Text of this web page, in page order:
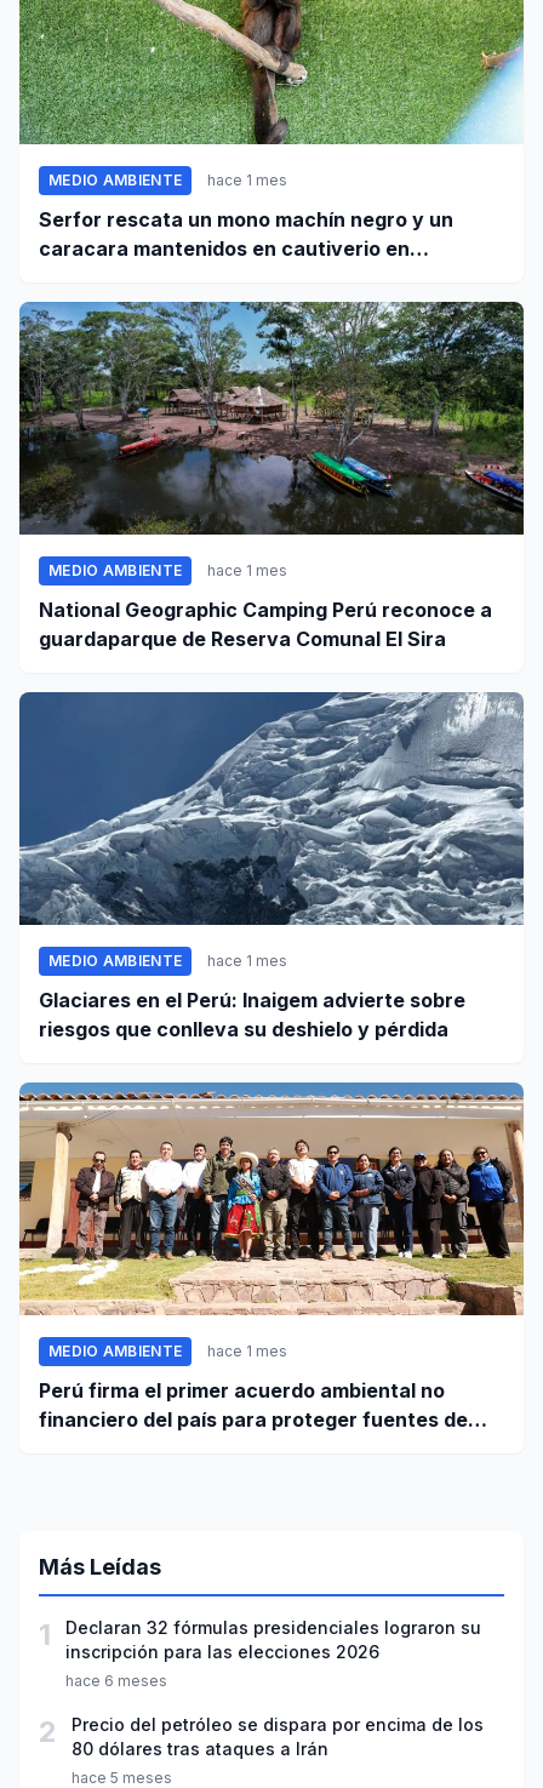
MEDIO AMBIENTE hace 1 mes
Serfor rescata un mono machín negro y un
caracara mantenidos en cautiverio en
MEDIO AMBIENTE hace 1 mes
National Geographic Camping Perú reconoce a
guardaparque de Reserva Comunal El Sira
MEDIO AMBIENTE hace 1 mes
Glaciares en el Perú: Inaigem advierte sobre
riesgos que conlleva su deshielo y pérdida
MEDIO AMBIENTE hace 1 mes
Perú firma el primer acuerdo ambiental no
financiero del país para proteger fuentes de
Más Leídas
1
Declaran 32 fórmulas presidenciales lograron su
inscripción para las elecciones 2026
hace 6 meses
2
Precio del petróleo se dispara por encima de los
80 dólares tras ataques a Irán
hace 5 meses